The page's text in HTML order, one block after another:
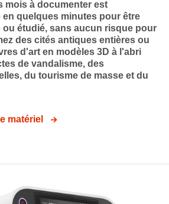
mois à documenter est
quelques minutes pour être
étudié, sans aucun risque pour
des cités antiques entières ou
d'art en modèles 3D à l'abri
de vandalisme, des
du tourisme de masse et du
matériel